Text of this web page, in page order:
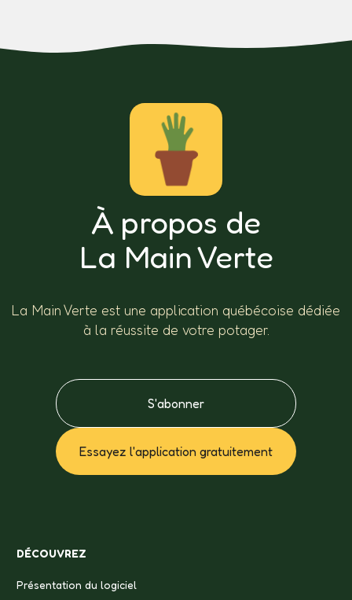
À propos de
La Main Verte
La Main Verte est une application québécoise dédiée
à la réussite de votre potager.
S'abonner
Essayez l'application gratuitement
DÉCOUVREZ
Présentation du logiciel